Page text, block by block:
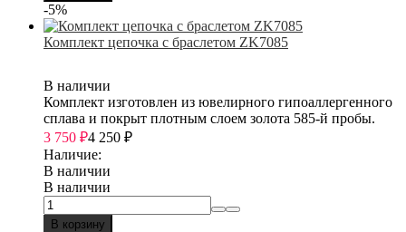
-5%
Комплект цепочка с браслетом ZK7085
В наличии
Комплект изготовлен из ювелирного гипоаллергенного
сплава и покрыт плотным слоем золота 585-й пробы.
3 750 ₽4 250 ₽
Наличие:
В наличии
В наличии
В корзину